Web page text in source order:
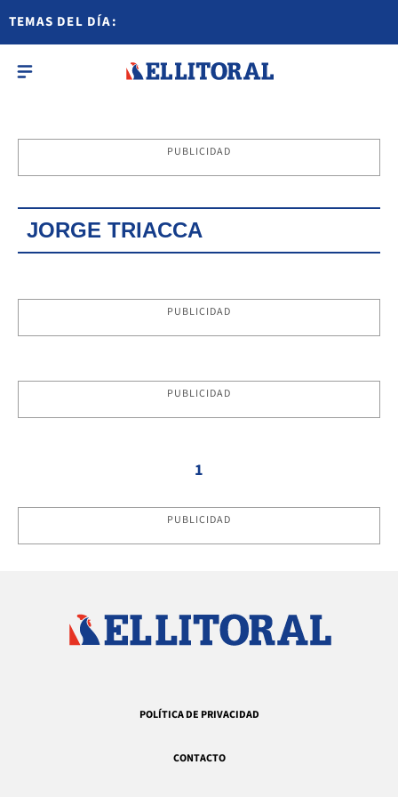
TEMAS DEL DÍA:
PUBLICIDAD
JORGE TRIACCA
PUBLICIDAD
PUBLICIDAD
1
PUBLICIDAD
POLÍTICA DE PRIVACIDAD
CONTACTO